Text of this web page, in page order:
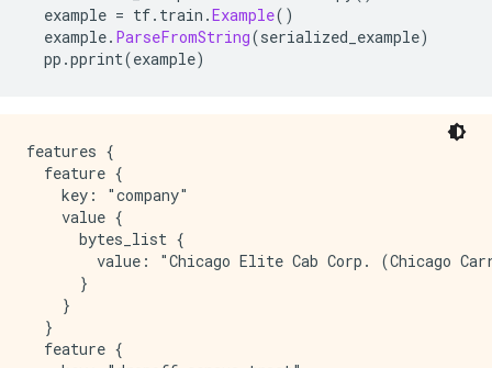
example = tf. train .Example()
example. ParseFromString(serialized_example)
pp .pprint(example)
features {
  feature {
    key: "company"
    value {
      bytes_list {
value: "Chicago Elite Cab Corp. (Chicago
      }
    }
  }
  feature {